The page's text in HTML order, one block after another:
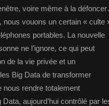
voire même à la
nous vouons un certain « culte
portables. La nouvelle
ne l’ignore, ce qui peut
de la vie privée et un
Big Data de transformer
nous rendre totalement
aujourd’hui contrôlé par